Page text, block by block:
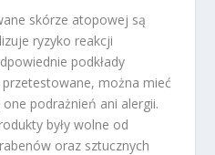
skórze atopowej są
ryzyko reakcji
podkłady
można mieć
podrażnień ani alergii.
były wolne od
oraz sztucznych